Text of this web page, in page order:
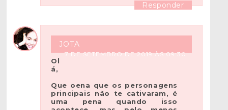
Responder
JOTA
7 DE SETEMBRO DE 2019 ÀS 09:30
Ol
á,
Que oena que os personagens
principais não te cativaram, é
uma pena quando isso